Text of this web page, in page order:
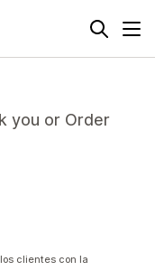
you or Order
clientes con la